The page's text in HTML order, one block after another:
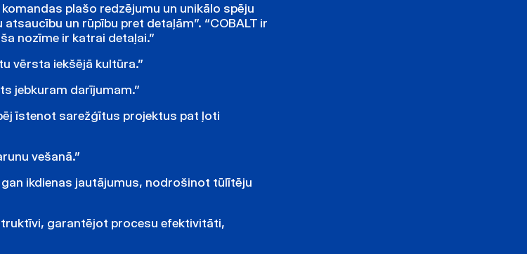
plašo redzējumu un unikālo spēju
un rūpību pret detaļām”. “COBALT ir
nozīme ir katrai detaļai.”
vērsta iekšējā kultūra.”
jebkuram darījumam.”
īstenot sarežģītus projektus pat ļoti
vešanā.”
ikdienas jautājumus, nodrošinot tūlītēju
garantējot procesu efektivitāti,